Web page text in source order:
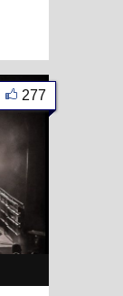
277